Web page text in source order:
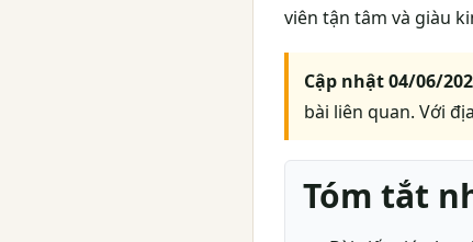
viên tận tâm và giàu
Cập nhật 04/06/
bài liên quan. Với
Tóm tắt